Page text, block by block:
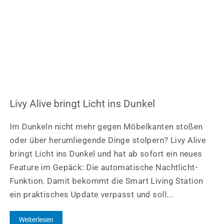
Livy Alive bringt Licht ins Dunkel
Im Dunkeln nicht mehr gegen Möbelkanten stoßen
oder über herumliegende Dinge stolpern? Livy Alive
bringt Licht ins Dunkel und hat ab sofort ein neues
Feature im Gepäck: Die automatische Nachtlicht-
Funktion. Damit bekommt die Smart Living Station
ein praktisches Update verpasst und soll...
Weiterlesen